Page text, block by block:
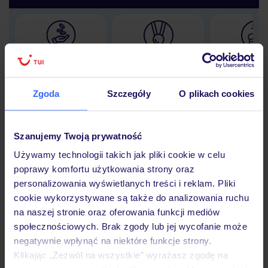
Zgoda Szczegóły O plikach cookies
Szanujemy Twoją prywatność
Używamy technologii takich jak pliki cookie w celu
poprawy komfortu użytkowania strony oraz
personalizowania wyświetlanych treści i reklam. Pliki
cookie wykorzystywane są także do analizowania ruchu
na naszej stronie oraz oferowania funkcji mediów
społecznościowych. Brak zgody lub jej wycofanie może
negatywnie wpłynąć na niektóre funkcje strony.
Klikając „Zezwól na wszystkie” wyrażasz zgodę na
Lider niskich cen 30 lat w
Hotel
Opinie
Pokoje